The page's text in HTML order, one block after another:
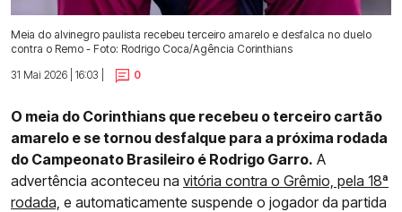
Meia do alvinegro paulista recebeu terceiro amarelo e desfalca no duelo
contra o Remo - Foto: Rodrigo Coca/Agência Corinthians
31 Mai 2026 | 16:03 |
0
O meia do Corinthians que recebeu o terceiro cartão
amarelo e se tornou desfalque para a próxima rodada
do Campeonato Brasileiro é Rodrigo Garro. A
advertência aconteceu na vitória contra o Grêmio, pela 18ª
rodada, e automaticamente suspende o jogador da partida